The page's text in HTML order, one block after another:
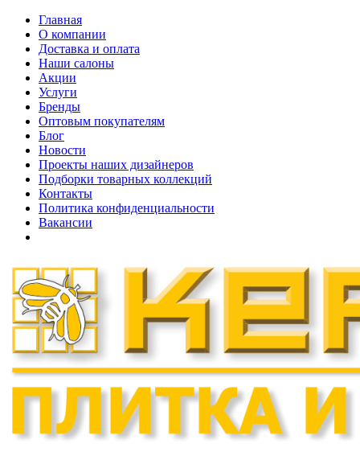
Главная
О компании
Доставка и оплата
Наши cалоны
Акции
Услуги
Бренды
Оптовым покупателям
Блог
Новости
Проекты наших дизайнеров
Подборки товарных коллекций
Контакты
Политика конфиденциальности
Вакансии